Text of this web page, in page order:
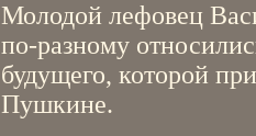
Молодой лефовец
по-разному
будущего, которой
Пушкине.